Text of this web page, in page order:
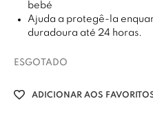
bebé
Ajuda a protegê-la
duradoura até 24 horas.
ESGOTADO
ADICIONAR AOS